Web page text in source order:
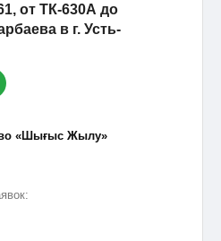
от ТК-630А до
в г. Усть-
«Шығыс Жылу»